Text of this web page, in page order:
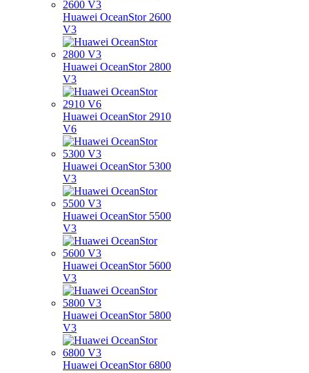
Huawei OceanStor 2600
V3
Huawei OceanStor 2800
V3
Huawei OceanStor 2910
V6
Huawei OceanStor 5300
V3
Huawei OceanStor 5500
V3
Huawei OceanStor 5600
V3
Huawei OceanStor 5800
V3
Huawei OceanStor 6800